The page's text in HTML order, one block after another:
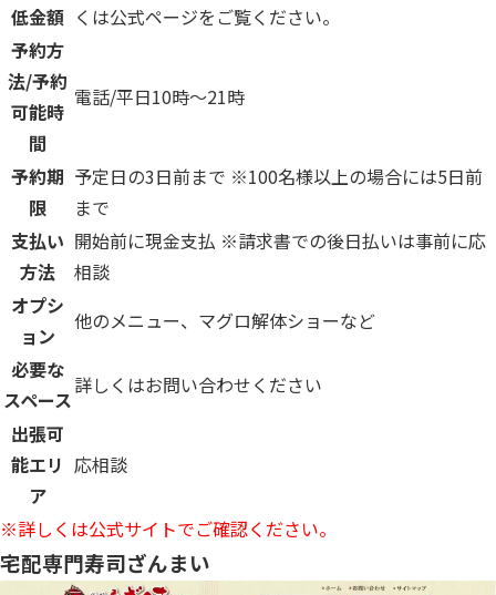
低金額 くは公式ページをご覧ください。
予約方
法/予約
可能時
間
電話/平日10時〜21時
予約期
限
予定日の3日前まで ※100名様以上の場合には5日前
まで
支払い
方法
開始前に現金支払 ※請求書での後日払いは事前に応
相談
オプシ
ョン
他のメニュー、マグロ解体ショーなど
必要な
スペース
詳しくはお問い合わせください
出張可
能エリ
ア
応相談
※詳しくは公式サイトでご確認ください。
宅配専門寿司ざんまい